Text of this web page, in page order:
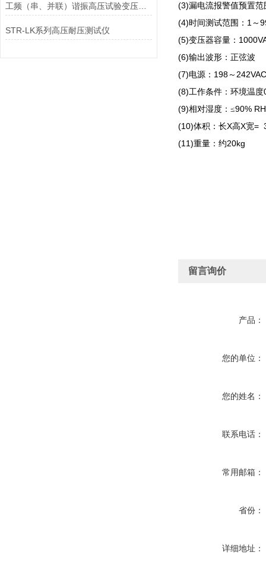
工频（串、并联）谐振高压试验变压器高压交流电缆耐压测试仪
STR-LK系列高压耐压测试仪
(3)漏电流报警值预置范
(4)时间测试范围： 1 ～
(5)变压器容量：
(6)输出波形：正弦波
(7)电源： 198 ～
(8)工作条件：环境温度
(9)相对湿度：≤90% RH
(10)体积：长X高X宽=
(11)重量：约20kg
留言询价
产品：
您的单位：
您的姓名：
联系电话：
常用邮箱：
省份：
详细地址：